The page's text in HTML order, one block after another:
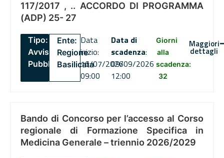
117/2017 , .. ACCORDO DI PROGRAMMA
(ADP) 25- 27
Tipo:
Avviso
Pubblico
Ente:
Regione
Basilicata
Data
inizio:
16/07/2026
09:00
Data di
scadenza:
09/09/2026
12:00
Giorni
alla
scadenza:
32
Maggiori
dettagli
Bando di Concorso per l’accesso al Corso
regionale di Formazione Specifica in
Medicina Generale – triennio 2026/2029